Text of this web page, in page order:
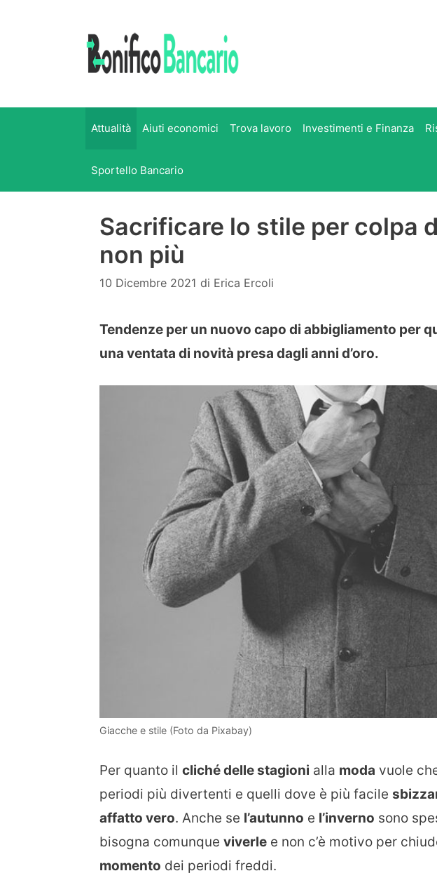
Attualità Aiuti economici Trova lavoro Investimenti e Finanza
Sportello Bancario
Sacrificare lo stile per colpa
non più
10 Dicembre 2021 di Erica Ercoli
Tendenze per un nuovo capo di abbigliamento per
una ventata di novità presa dagli anni d’oro.
Giacche e stile (Foto da Pixabay)
Per quanto il cliché delle stagioni alla moda vuole
periodi più divertenti e quelli dove è più facile
affatto vero. Anche se l’autunno e l’inverno sono
bisogna comunque viverle e non c’è motivo per
momento dei periodi freddi.